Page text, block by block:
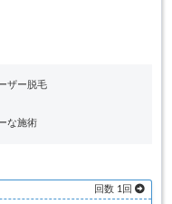
ザー脱毛
な施術
回数 1回